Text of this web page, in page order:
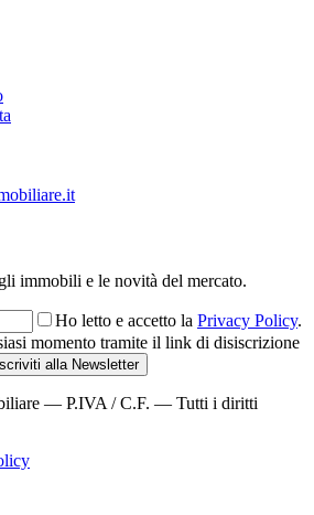
immobili e le novità del mercato.
Ho letto e accetto la Privacy Policy.
momento tramite il link di disiscrizione
Iscriviti alla Newsletter
— P.IVA / C.F. — Tutti i diritti